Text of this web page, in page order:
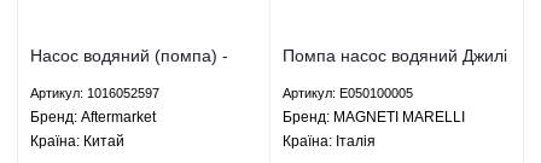
Насос водяний (помпа) -
Артикул: 1016052597
Брeнд: Aftermarket
Країна: Китай
Помпа насос водяний Джилі
Крос Ліфан 320 520 620 -
E050100005 MAGNETI
MARELLI
Артикул: E050100005
Брeнд: MAGNETI MARELLI
Країна: Італія